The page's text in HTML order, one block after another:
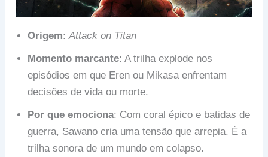
Origem:Attack on Titan
Momento marcante: A trilha explode nos
episódios em que Eren ou Mikasa enfrentam
decisões de vida ou morte.
Por que emociona: Com coral épico e batidas de
guerra, Sawano cria uma tensão que arrepia. É a
trilha sonora de um mundo em colapso.